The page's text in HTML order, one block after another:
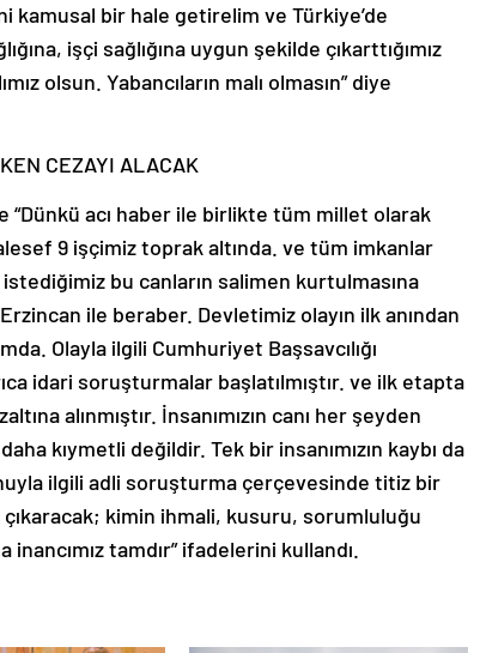
kamusal bir hale getirelim ve Türkiye’de
işçi sağlığına uygun şekilde çıkarttığımız
olsun. Yabancıların malı olmasın” diye
CEZAYI ALACAK
“Dünkü acı haber ile birlikte tüm millet olarak
9 işçimiz toprak altında. ve tüm imkanlar
bu canların salimen kurtulmasına
ile beraber. Devletimiz olayın ilk anından
Olayla ilgili Cumhuriyet Başsavcılığı
idari soruşturmalar başlatılmıştır. ve ilk etapta
alınmıştır. İnsanımızın canı her şeyden
kıymetli değildir. Tek bir insanımızın kaybı da
ilgili adli soruşturma çerçevesinde titiz bir
kimin ihmali, kusuru, sorumluluğu
tamdır” ifadelerini kullandı.